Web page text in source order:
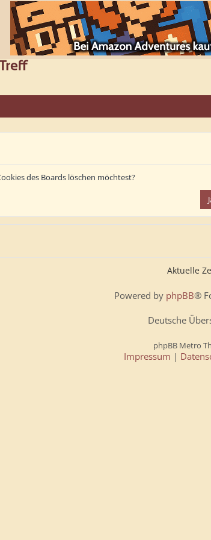
des Boards löschen möchtest?
Aktuelle
Powered by phpBB®
Deutsche
phpBB Metro
Impressum |